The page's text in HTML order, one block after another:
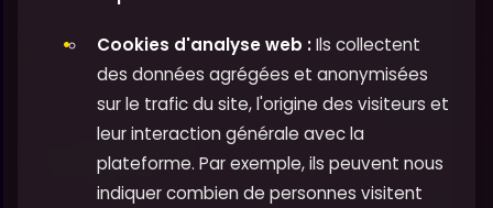
Cookies d'analyse web :Ils collectent
des données agrégées et anonymisées
sur le trafic du site, l'origine des visiteurs et
leur interaction générale avec la
plateforme. Par exemple, ils peuvent nous
indiquer combien de personnes visitent